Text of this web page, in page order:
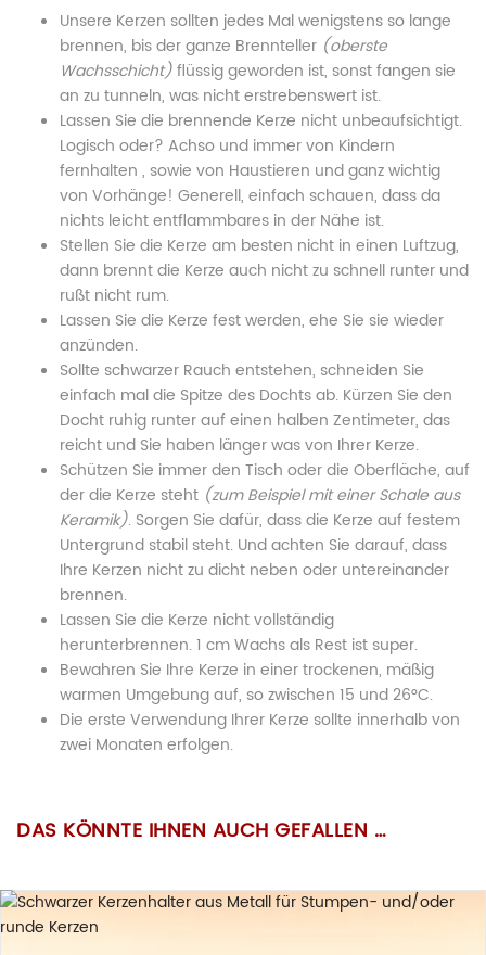
Facebook
on
Twitter
Google
Plus
PinterestLinkedIn
Unsere Kerzen sollten jedes Mal wenigstens so lange
brennen, bis der ganze Brennteller (oberste
Wachsschicht)flüssig geworden ist, sonst fangen sie
an zu tunneln, was nicht erstrebenswert ist.
Lassen Sie die brennende Kerze nicht unbeaufsichtigt.
Logisch oder? Achso und immer von Kindern
fernhalten , sowie von Haustieren und ganz wichtig
von Vorhänge! Generell, einfach schauen, dass da
nichts leicht entflammbares in der Nähe ist.
Stellen Sie die Kerze am besten nicht in einen Luftzug,
dann brennt die Kerze auch nicht zu schnell runter und
rußt nicht rum.
Lassen Sie die Kerze fest werden, ehe Sie sie wieder
anzünden.
Sollte schwarzer Rauch entstehen, schneiden Sie
einfach mal die Spitze des Dochts ab. Kürzen Sie den
Docht ruhig runter auf einen halben Zentimeter, das
reicht und Sie haben länger was von Ihrer Kerze.
Schützen Sie immer den Tisch oder die Oberfläche, auf
der die Kerze steht (zum Beispiel mit einer Schale aus
Keramik). Sorgen Sie dafür, dass die Kerze auf festem
Untergrund stabil steht. Und achten Sie darauf, dass
Ihre Kerzen nicht zu dicht neben oder untereinander
brennen.
Lassen Sie die Kerze nicht vollständig
herunterbrennen. 1 cm Wachs als Rest ist super.
Bewahren Sie Ihre Kerze in einer trockenen, mäßig
warmen Umgebung auf, so zwischen 15 und 26°C.
Die erste Verwendung Ihrer Kerze sollte innerhalb von
zwei Monaten erfolgen.
Größe:
4 × 4 × 14,5 cm (Breite x
Brenndauer:
ca. 28 Stunden
Gesamtgewicht:
wollen oder nicht!), Sie auf die nachfolgenden
BIENENWACHSKERZE „GROSSER HONIGTURM“ IM J
Bienenwachskerzen sind die ursprünglichste Licht- und
Wärmequelle seit vielen Jahrhunderten!
Größe 4 x 4 x 14,2 cm (Länge x Breite x Höhe)
Unsere Kerzen sollten jedes Mal wenigstens so lange
Wachsschicht)flüssig geworden ist, sonst fangen sie
an zu tunneln, was nicht erstrebenswert ist.
Lassen Sie die brennende Kerze nicht unbeaufsichtigt.
Nur angemeldete Kunden, die dieses Produkt gekauft haben,
dürfen eine Bewertung abgeben.
DAS KÖNNTE IHNEN AUCH GEFALLEN …